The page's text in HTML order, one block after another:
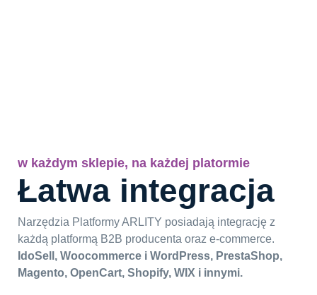
w każdym sklepie, na każdej platormie
Łatwa integracja
Narzędzia Platformy ARLITY posiadają integrację z
każdą platformą B2B producenta oraz e-commerce.
IdoSell, Woocommerce i WordPress, PrestaShop,
Magento, OpenCart, Shopify, WIX i innymi.